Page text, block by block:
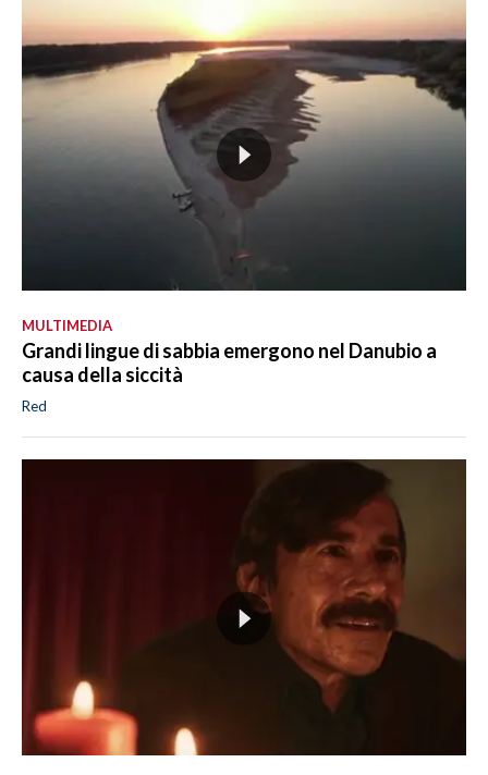
MULTIMEDIA
Grandi lingue di sabbia emergono nel Danubio a
causa della siccità
Red